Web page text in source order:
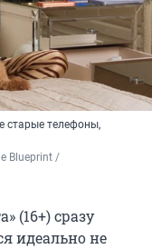
старые телефоны,
Blueprint /
(16+) сразу
идеально не